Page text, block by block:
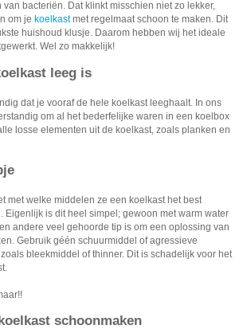
bacteriën. Dat klinkt misschien niet zo lekker,
om je koelkastmet regelmaat schoon te maken. Dit
huishoud klusje. Daarom hebben wij het ideale
Wel zo makkelijk!
leeg is
dat je vooraf de hele koelkast leeghaalt. In ons
om al het bederfelijke waren in een koelbox
losse elementen uit de koelkast, zoals planken en
met welke middelen ze een koelkast het best
Eigenlijk is dit heel simpel; gewoon met warm water
andere veel gehoorde tip is om een oplossing van
Gebruik géén schuurmiddel of agressieve
bleekmiddel of thinner. Dit is schadelijk voor het
schoonmaken